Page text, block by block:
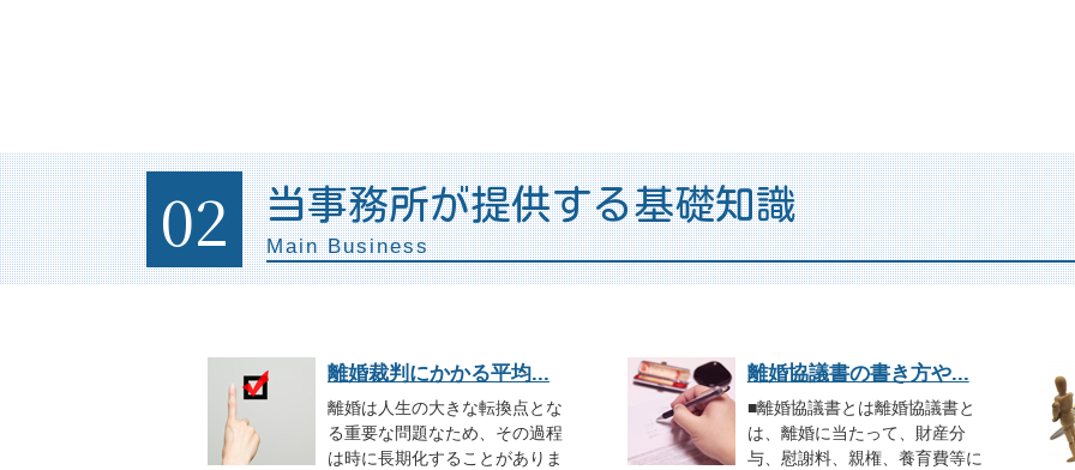
02 当事務所が提供する基礎知識
Main Business
離婚裁判にかかる平均...
離婚は人生の大きな転換点とな
る重要な問題なため、その過程
は時に長期化することがありま
離婚協議書の書き方や...
■離婚協議書とは離婚協議書と
は、離婚に当たって、財産分
与、慰謝料、親権、養育費等に